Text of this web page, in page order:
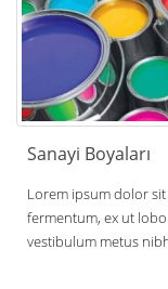
Sanayi Boyaları
Lorem ipsum dolor
fermentum, ex ut
vestibulum metus